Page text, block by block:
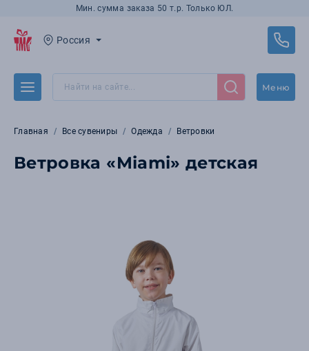
Мин. сумма заказа 50 т.р. Только ЮЛ.
Россия
Меню
Главная Все сувениры Одежда Ветровки
Ветровка «Miami» детская